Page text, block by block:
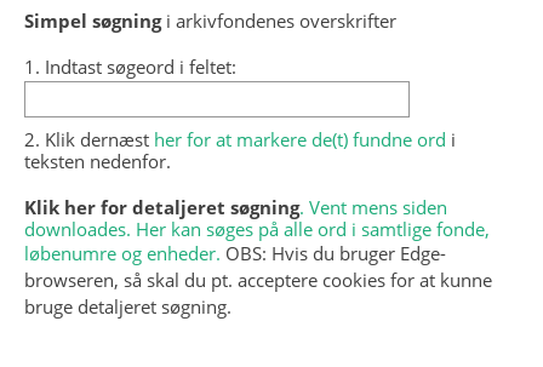
Simpel søgningi arkivfondenes overskrifter
1. Indtast søgeord i feltet:
2. Klik dernæst her for at markere de(t) fundne ord i
teksten nedenfor.
Klik her for detaljeret søgning. Vent mens siden
downloades. Her kan søges på alle ord i samtlige fonde,
løbenumre og enheder. OBS: Hvis du bruger Edge-
browseren, så skal du pt. acceptere cookies for at kunne
bruge detaljeret søgning.